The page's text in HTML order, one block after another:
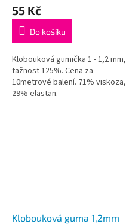
55 Kč
Do košíku
Klobouková gumička 1 - 1,2 mm,
tažnost 125%. Cena za
10metrové balení. 71% viskoza,
29% elastan.
Klobouková guma 1,2mm